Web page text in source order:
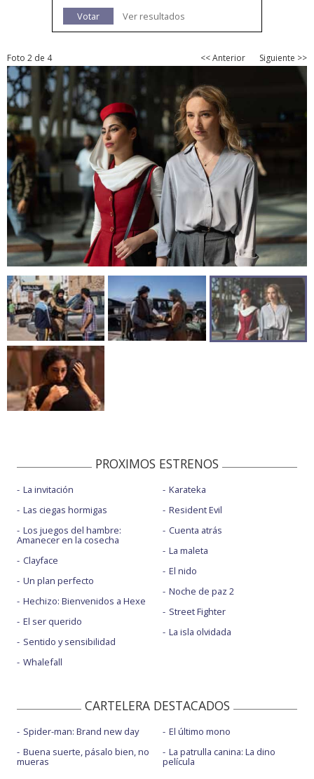
Votar
Ver resultados
Foto 2 de 4 << Anterior Siguiente >>
PROXIMOS ESTRENOS
La invitación
Las ciegas hormigas
Los juegos del hambre:
Amanecer en la cosecha
Clayface
Un plan perfecto
Hechizo: Bienvenidos a Hexe
El ser querido
Sentido y sensibilidad
Whalefall
Karateka
Resident Evil
Cuenta atrás
La maleta
El nido
Noche de paz 2
Street Fighter
La isla olvidada
CARTELERA DESTACADOS
Spider-man: Brand new day
Buena suerte, pásalo bien, no
mueras
El último mono
La patrulla canina: La dino
película